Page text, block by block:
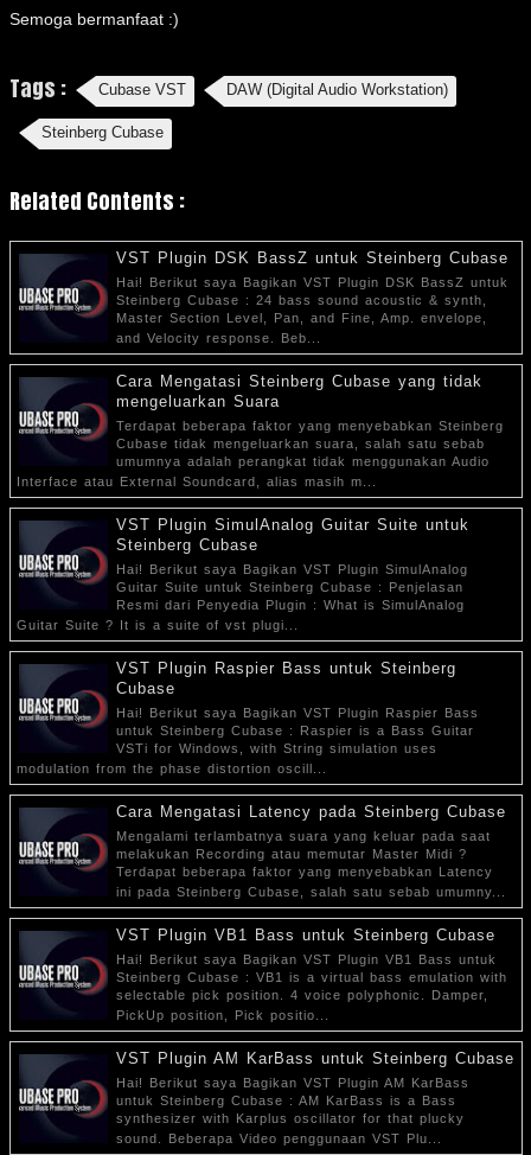
Semoga bermanfaat :)
Tags : Cubase VST DAW (Digital Audio Workstation)
Steinberg Cubase
Related Contents :
VST Plugin DSK BassZ untuk Steinberg Cubase
Hai! Berikut saya Bagikan VST Plugin DSK BassZ untuk
Steinberg Cubase : 24 bass sound acoustic & synth,
Master Section Level, Pan, and Fine, Amp. envelope,
and Velocity response. Beb...
Cara Mengatasi Steinberg Cubase yang tidak
mengeluarkan Suara
Terdapat beberapa faktor yang menyebabkan Steinberg
Cubase tidak mengeluarkan suara, salah satu sebab
umumnya adalah perangkat tidak menggunakan Audio
Interface atau External Soundcard, alias masih m...
VST Plugin SimulAnalog Guitar Suite untuk
Steinberg Cubase
Hai! Berikut saya Bagikan VST Plugin SimulAnalog
Guitar Suite untuk Steinberg Cubase : Penjelasan
Resmi dari Penyedia Plugin : What is SimulAnalog
Guitar Suite ? It is a suite of vst plugi...
VST Plugin Raspier Bass untuk Steinberg
Cubase
Hai! Berikut saya Bagikan VST Plugin Raspier Bass
untuk Steinberg Cubase : Raspier is a Bass Guitar
VSTi for Windows, with String simulation uses
modulation from the phase distortion oscill...
Cara Mengatasi Latency pada Steinberg Cubase
Mengalami terlambatnya suara yang keluar pada saat
melakukan Recording atau memutar Master Midi ?
Terdapat beberapa faktor yang menyebabkan Latency
ini pada Steinberg Cubase, salah satu sebab umumny...
VST Plugin VB1 Bass untuk Steinberg Cubase
Hai! Berikut saya Bagikan VST Plugin VB1 Bass untuk
Steinberg Cubase : VB1 is a virtual bass emulation with
selectable pick position. 4 voice polyphonic. Damper,
PickUp position, Pick positio...
VST Plugin AM KarBass untuk Steinberg Cubase
Hai! Berikut saya Bagikan VST Plugin AM KarBass
untuk Steinberg Cubase : AM KarBass is a Bass
synthesizer with Karplus oscillator for that plucky
sound. Beberapa Video penggunaan VST Plu...